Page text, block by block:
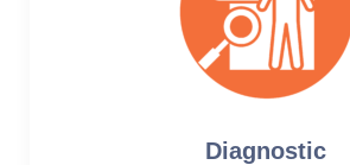
Diagnostic